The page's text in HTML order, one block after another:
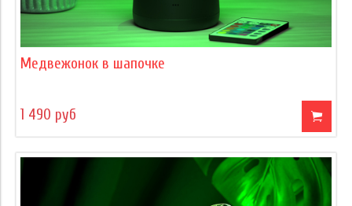
Медвежонок в шапочке
1 490 руб